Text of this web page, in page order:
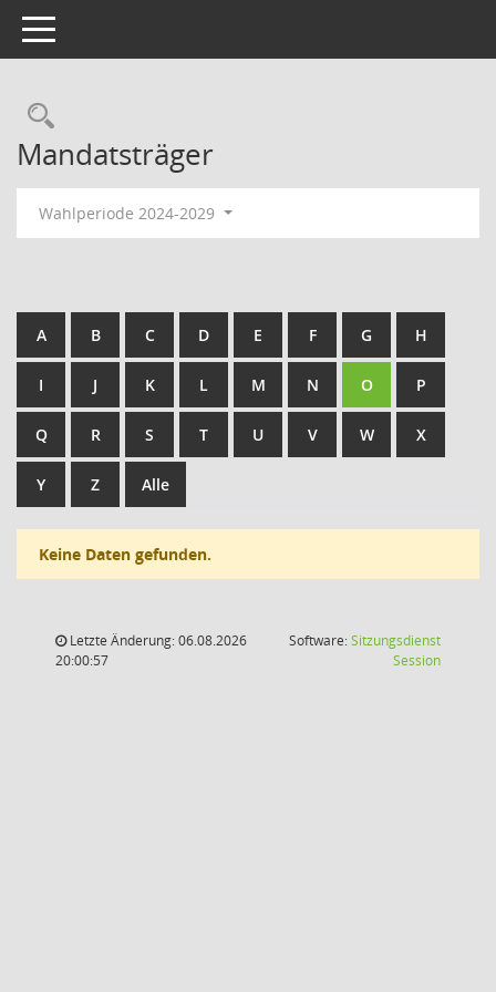
Toggle navigation
Rechercheauswahl
Mandatsträger
Wahlperiode 2024-2029
A B C D E F G H
I J K L M N O P
Q R S T U V W X
Y Z Alle
Keine Daten gefunden.
Letzte Änderung: 06.08.2026
20:00:57
Software:Sitzungsdienst
Session(Wird in